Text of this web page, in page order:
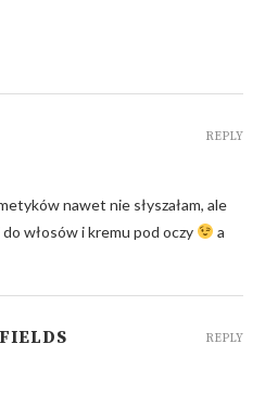
nawet nie słyszałam, ale
włosów i kremu pod oczy
a
REPLY
REPLY